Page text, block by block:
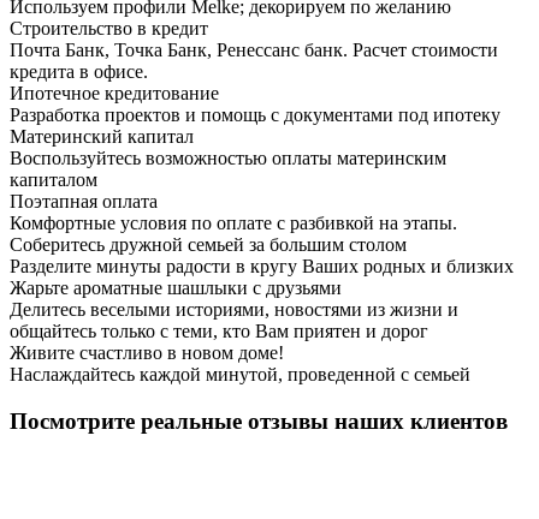
Используем профили Melke; декорируем по желанию
Строительство в кредит
Почта Банк, Точка Банк, Ренессанс банк. Расчет стоимости
кредита в офисе.
Ипотечное кредитование
Разработка проектов и помощь с документами под ипотеку
Материнский капитал
Воспользуйтесь возможностью оплаты материнским
капиталом
Поэтапная оплата
Комфортные условия по оплате с разбивкой на этапы.
Соберитесь дружной семьей за большим столом
Разделите минуты радости в кругу Ваших родных и близких
Жарьте ароматные шашлыки с друзьями
Делитесь веселыми историями, новостями из жизни и
общайтесь только с теми, кто Вам приятен и дорог
Живите счастливо в новом доме!
Наслаждайтесь каждой минутой, проведенной с семьей
Посмотрите реальные отзывы наших клиентов